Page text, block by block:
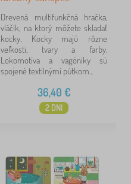
Drevená multifunkčná hračka,
vláčik, na ktorý môžete skladať
kocky. Kocky majú rôzne
veľkosti, tvary a farby.
Lokomotíva a vagóniky sú
spojené textilnými pútkom...
36,40 €
2 DNI